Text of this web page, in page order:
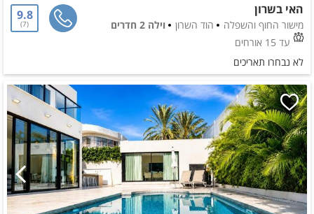
האי בשרון
מישור החוף והשפלה הוד השרון
וילה 2 חדרים
עד 15 אורחים
9.8
7
לא נבחרו תאריכים